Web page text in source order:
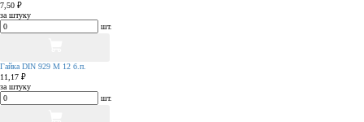
7,50 ₽
за штуку
шт.
Гайка DIN 929 М 12 б.п.
11,17 ₽
за штуку
шт.